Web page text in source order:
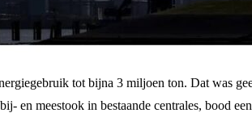
tot bijna 3 miljoen ton. Dat was
en meestook in bestaande centrales, bood